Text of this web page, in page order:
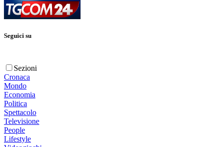
Seguici su
Sezioni
Cronaca
Mondo
Economia
Politica
Spettacolo
Televisione
People
Lifestyle